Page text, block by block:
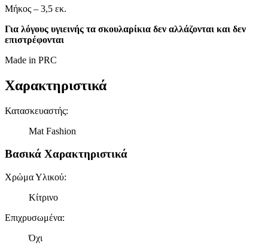
Μήκος – 3,5 εκ.
Για λόγους υγιεινής τα σκουλαρίκια δεν αλλάζονται και δεν
επιστρέφονται
Made in PRC
Χαρακτηριστικά
Κατασκευαστής:
Mat Fashion
Βασικά Χαρακτηριστικά
Χρώμα Υλικού:
Κίτρινο
Επιχρυσωμένα:
Όχι